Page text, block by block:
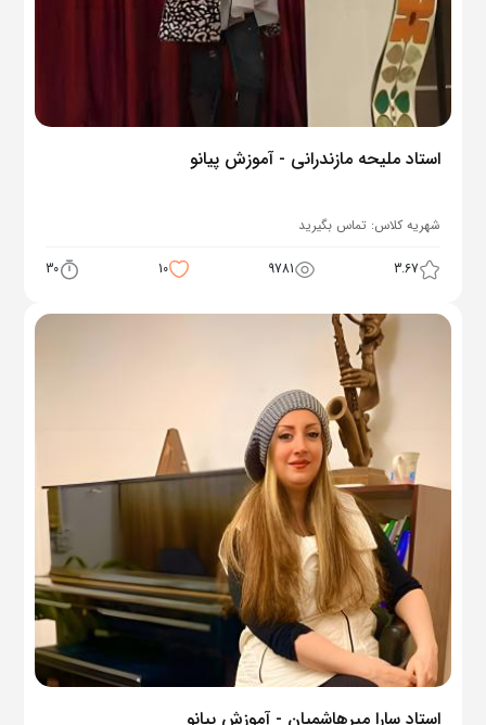
استاد ملیحه مازندرانی - آموزش پیانو
شهریه کلاس: تماس بگیرید
3.67
9781
10
30
استاد سارا میرهاشمیان - آموزش پیانو